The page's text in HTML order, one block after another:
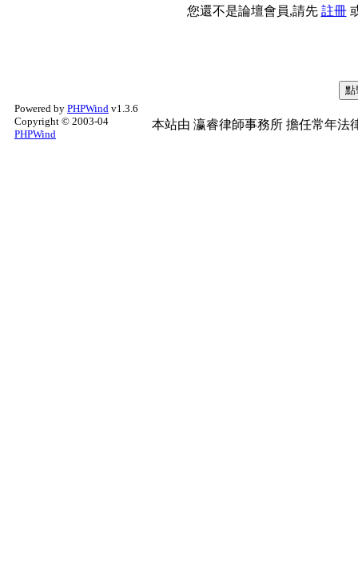
您還不是論壇會員,請先 註冊
Powered by PHPWind v1.3.6
Copyright © 2003-04
PHPWind
本站由 瀛睿律師事務所 擔任常年法